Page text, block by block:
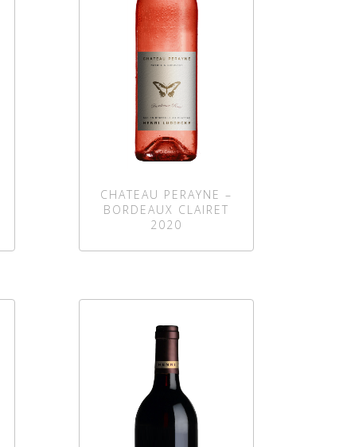
CHATEAU PERAYNE –
BORDEAUX CLAIRET
2020